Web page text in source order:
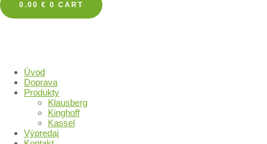
0.00 € 0 CART
Úvod
Doprava
Produkty
Klausberg
Kinghoff
Kassel
Výpredaj